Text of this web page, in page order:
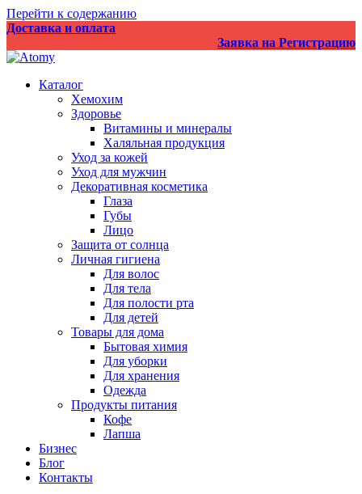
Перейти к содержанию
Доставка и оплата
Заявка на Регистрацию
Каталог
Хемохим
Здоровье
Витамины и минералы
Халяльная продукция
Уход за кожей
Уход для мужчин
Декоративная косметика
Глаза
Губы
Лицо
Защита от солнца
Личная гигиена
Для волос
Для тела
Для полости рта
Для детей
Товары для дома
Бытовая химия
Для уборки
Для хранения
Одежда
Продукты питания
Кофе
Лапша
Бизнес
Блог
Контакты